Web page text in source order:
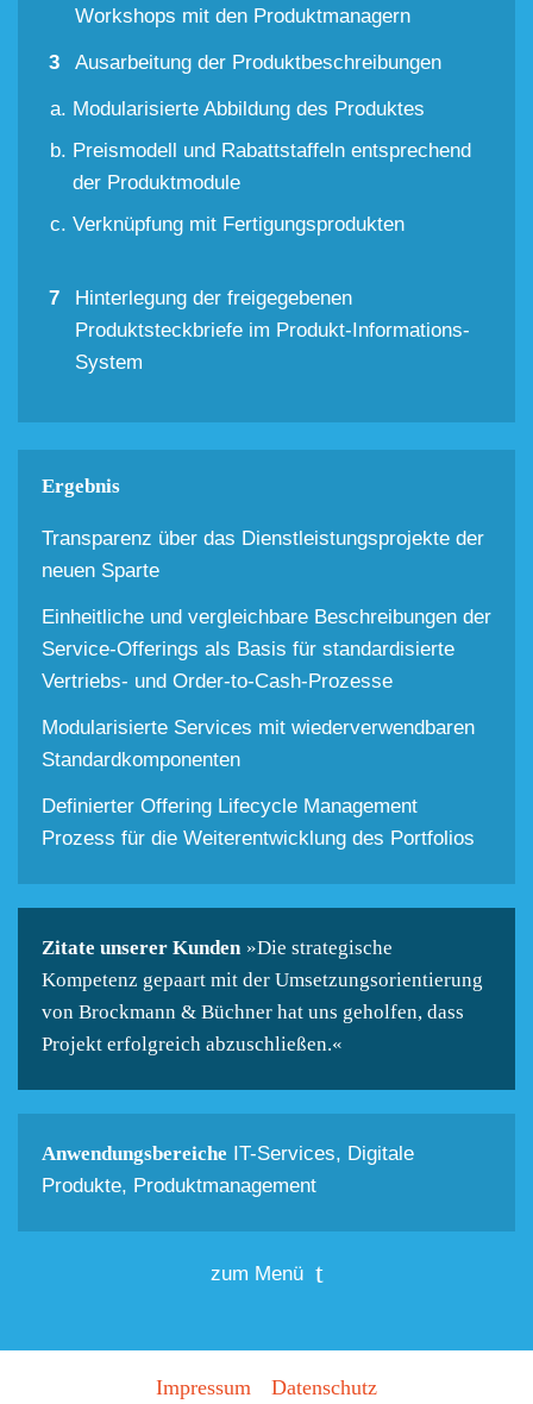
Workshops mit den Produktmanagern
Ausarbeitung der Produktbeschreibungen
Modularisierte Abbildung des Produktes
Preismodell und Rabattstaffeln entsprechend
der Produktmodule
Verknüpfung mit Fertigungsprodukten
Hinterlegung der freigegebenen
Produktsteckbriefe im Produkt-Informations-
System
Ergebnis
Transparenz über das Dienstleistungsprojekte der
neuen Sparte
Einheitliche und vergleichbare Beschreibungen der
Service-Offerings als Basis für standardisierte
Vertriebs- und Order-to-Cash-Prozesse
Modularisierte Services mit wiederverwendbaren
Standardkomponenten
Definierter Offering Lifecycle Management
Prozess für die Weiterentwicklung des Portfolios
Zitate unserer Kunden »Die strategische
Kompetenz gepaart mit der Umsetzungsorientierung
von Brockmann & Büchner hat uns geholfen, dass
Projekt erfolgreich abzuschließen.«
Anwendungsbereiche IT-Services, Digitale
Produkte, Produktmanagement
zum Menü
Impressum Datenschutz